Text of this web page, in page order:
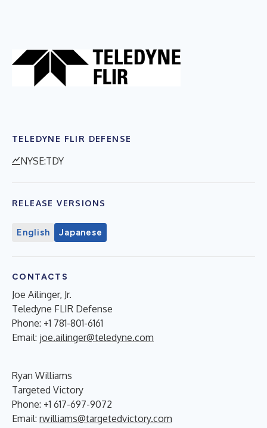
TELEDYNE FLIR DEFENSE
NYSE:TDY
RELEASE VERSIONS
English Japanese
CONTACTS
Joe Ailinger, Jr.
Teledyne FLIR Defense
Phone: +1 781-801-6161
Email: joe.ailinger@teledyne.com
Ryan Williams
Targeted Victory
Phone: +1 617-697-9072
Email: rwilliams@targetedvictory.com